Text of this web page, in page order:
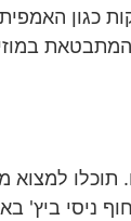
כגון
תוכלו למצוא
ניסי ביץ'